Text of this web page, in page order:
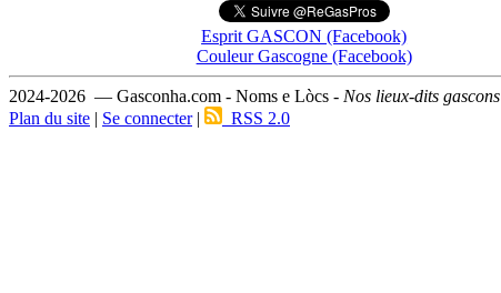
Esprit GASCON (Facebook)
Couleur Gascogne (Facebook)
2024-2026 — Gasconha.com - Noms e Lòcs - Nos lieux-dits gascons
Plan du site | Se connecter| RSS 2.0